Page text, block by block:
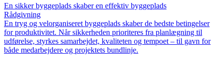
En sikker byggeplads skaber en effektiv byggeplads
Rådgivning
En tryg og velorganiseret byggeplads skaber de bedste betingelser
for produktivitet. Når sikkerheden prioriteres fra planlægning til
udførelse, styrkes samarbejdet, kvaliteten og tempoet – til gavn for
både medarbejdere og projektets bundlinje.